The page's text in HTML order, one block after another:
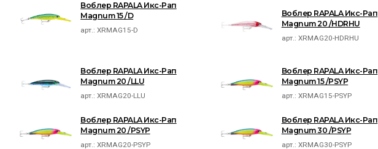
Воблер RAPALA Икс-Рап
Magnum 15 /D
арт.:XRMAG15-D
Воблер RAPALA Икс-Рап
Magnum 20 /HDRHU
арт.: XRMAG20-HDRHU
Воблер RAPALA Икс-Рап
Magnum 20 /LLU
арт.:XRMAG20-LLU
Воблер RAPALA Икс-Рап
Magnum 15 /PSYP
арт.: XRMAG15-PSYP
Воблер RAPALA Икс-Рап
Magnum 20 /PSYP
арт.:XRMAG20-PSYP
Воблер RAPALA Икс-Рап
Magnum 30 /PSYP
арт.: XRMAG30-PSYP